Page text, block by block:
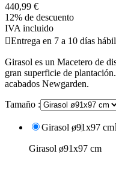
440,99 €
12% de descuento
IVA incluido
Entrega en 7 a 10 días
Girasol es un Macetero de
gran superficie de
acabados Newgarden.
Tamaño :
Girasol ø91x97 cm
Girasol ø91x97 cm